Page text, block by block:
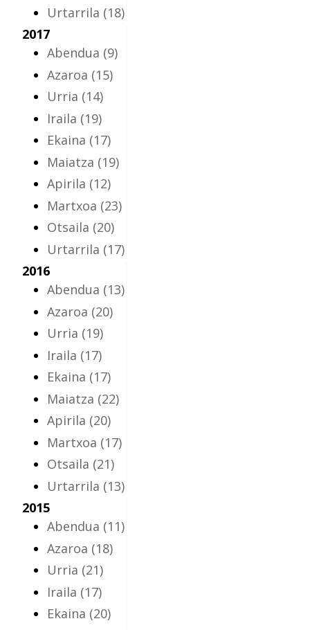
Urtarrila (18)
2017
Abendua (9)
Azaroa (15)
Urria (14)
Iraila (19)
Ekaina (17)
Maiatza (19)
Apirila (12)
Martxoa (23)
Otsaila (20)
Urtarrila (17)
2016
Abendua (13)
Azaroa (20)
Urria (19)
Iraila (17)
Ekaina (17)
Maiatza (22)
Apirila (20)
Martxoa (17)
Otsaila (21)
Urtarrila (13)
2015
Abendua (11)
Azaroa (18)
Urria (21)
Iraila (17)
Ekaina (20)